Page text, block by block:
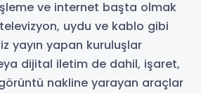
ve internet başta olmak
uydu ve kablo gibi
yayın yapan kuruluşlar
dijital iletim de dahil, işaret,
nakline yarayan araçlar